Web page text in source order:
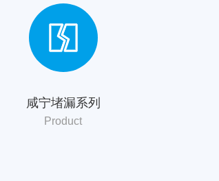
咸宁堵漏系列
Product